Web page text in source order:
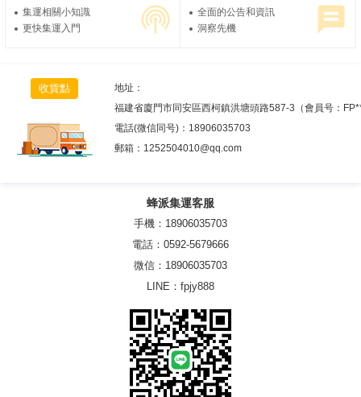
集運相關小知識
更快集運入門
全面的公告和資訊
洞察先機
收貨點
地址：
福建省廈門市同安區西柯鎮洪塘頭路587-3（會員号：
電話(微信同号)： 18906035703
郵箱： 1252504010@qq.com
蜂派集運客服
手機：18906035703
電話：0592-5679666
微信：18906035703
LINE：fpjy888